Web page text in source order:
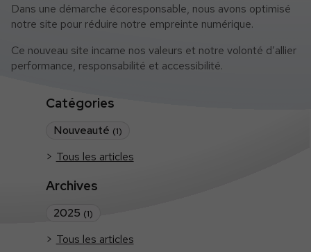
Catégories
Nouveauté (1)
Tous les articles
Archives
2025 (1)
Tous les articles
Dans une démarche écoresponsable, nous avons optimisé
notre site pour réduire notre empreinte numérique.
Ce nouveau site incarne nos valeurs et notre volonté d’allier
performance, responsabilité et accessibilité.